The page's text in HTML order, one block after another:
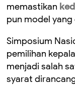
memastikan
pun model yang
Simposium
pemilihan
menjadi salah
syarat